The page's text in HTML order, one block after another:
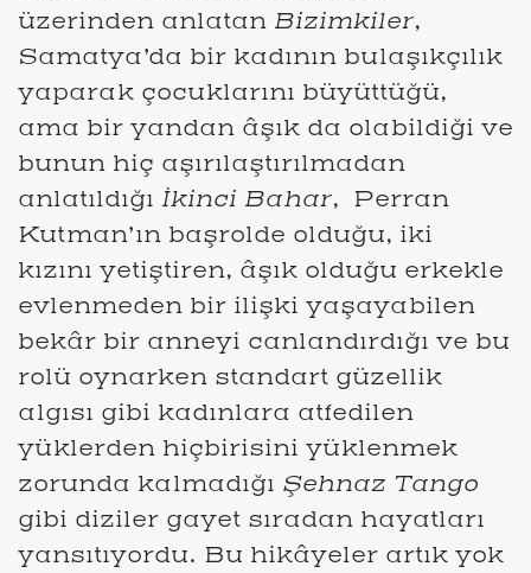
üzerinden anlatan Bizimkiler,
Samatya’da bir kadının bulaşıkçılık
yaparak çocuklarını büyüttüğü,
ama bir yandan âşık da olabildiği ve
bunun hiç aşırılaştırılmadan
anlatıldığı İkinci Bahar, Perran
Kutman’ın başrolde olduğu, iki
kızını yetiştiren, âşık olduğu erkekle
evlenmeden bir ilişki yaşayabilen
bekâr bir anneyi canlandırdığı ve bu
rolü oynarken standart güzellik
algısı gibi kadınlara atfedilen
yüklerden hiçbirisini yüklenmek
zorunda kalmadığı Şehnaz Tango
gibi diziler gayet sıradan hayatları
yansıtıyordu. Bu hikâyeler artık yok